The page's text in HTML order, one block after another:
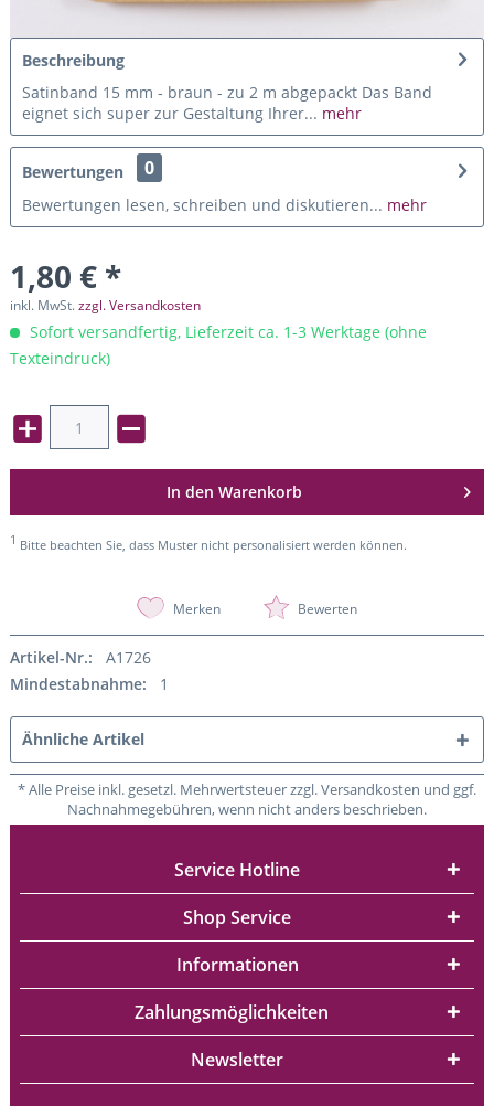
Beschreibung
Satinband 15 mm - braun - zu 2 m abgepackt Das Band
eignet sich super zur Gestaltung Ihrer... mehr
Bewertungen 0
Bewertungen lesen, schreiben und diskutieren... mehr
1,80 € *
inkl. MwSt.zzgl. Versandkosten
Sofort versandfertig, Lieferzeit ca. 1-3 Werktage (ohne
Texteindruck)
In den Warenkorb
1 Bitte beachten Sie, dass Muster nicht personalisiert werden können.
Merken Bewerten
Artikel-Nr.:
A1726
Mindestabnahme:
1
Ähnliche Artikel
* Alle Preise inkl. gesetzl. Mehrwertsteuer zzgl. Versandkosten und ggf.
Nachnahmegebühren, wenn nicht anders beschrieben.
Service Hotline
Shop Service
Informationen
Zahlungsmöglichkeiten
Newsletter